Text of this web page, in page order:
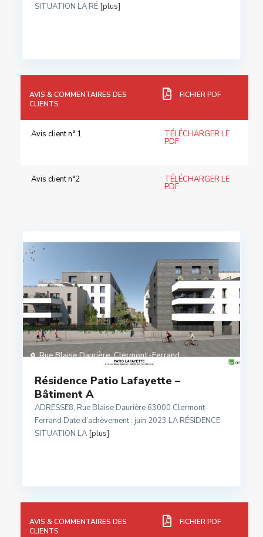
SITUATION LA RÉ [plus]
AVIS & COMMENTAIRES DES
CLIENTS
FICHIER PDF
Avis client n° 1 TÉLÉCHARGER LE
PDF
Avis client n°2 TÉLÉCHARGER LE
PDF
Rue Blaise Daurière,Clermont-Ferrand
Résidence Patio Lafayette –
Bâtiment A
ADRESSE8, Rue Blaise Daurière 63000 Clermont-
Ferrand Date d’achèvement : juin 2023 LA RÉSIDENCE
SITUATION LA [plus]
AVIS & COMMENTAIRES DES
CLIENTS
FICHIER PDF